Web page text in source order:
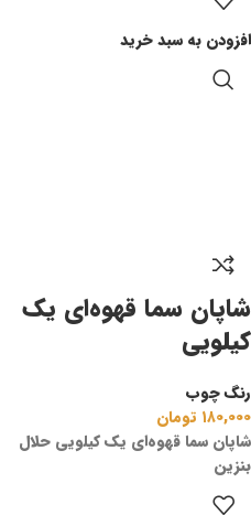
افزودن به سبد خرید
شاپان سما قهوه‌ای یک
کیلویی
رنگ چوب
۱۸۰,۰۰۰ تومان
شاپان سما قهوه‌ای یک کیلویی حلال
بنزین